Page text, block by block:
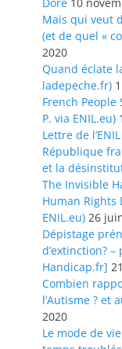
Mais qui veut
(et de quel «
2020
Quand éclate
ladepeche.fr)
French
P. via ENIL.eu)
Lettre de
République
et la
The Invisible
Human Rights
ENIL.eu) 26
Dépistage
d’extinction?
Handicap.fr]
Combien
l’Autisme ? et
2020
Le mode de